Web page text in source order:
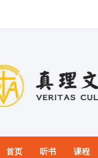
首页 听书 课程